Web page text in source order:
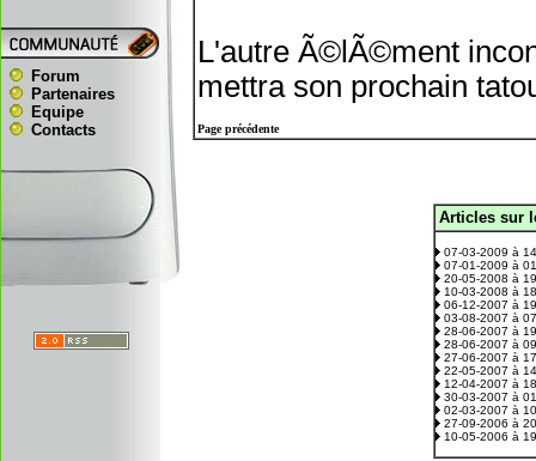
Forum
Partenaires
Equipe
Contacts
L'autre Ã©lÃ©ment
mettra son prochain
Page précédente
Articles sur
07-03-2009 à
07-01-2009 à
20-05-2008 à
10-03-2008 à
06-12-2007 à
03-08-2007 à
28-06-2007 à
28-06-2007 à
27-06-2007 à
22-05-2007 à
12-04-2007 à
30-03-2007 à
02-03-2007 à
27-09-2006 à
10-05-2006 à